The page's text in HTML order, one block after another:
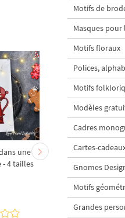
une
- 4 tailles
Motif de
machine
cercle
Motifs de
Masques pour
Motifs floraux
Polices,
Motifs
Modèles
Cadres
Cartes-
Gnomes
Motifs
Grandes